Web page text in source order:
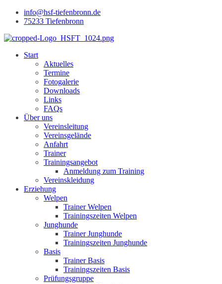
info@hsf-tiefenbronn.de
75233 Tiefenbronn
Start
Aktuelles
Termine
Fotogalerie
Downloads
Links
FAQs
Über uns
Vereinsleitung
Vereinsgelände
Anfahrt
Trainer
Trainingsangebot
Anmeldung zum Training
Vereinskleidung
Erziehung
Welpen
Trainer Welpen
Trainingszeiten Welpen
Junghunde
Trainer Junghunde
Trainingszeiten Junghunde
Basis
Trainer Basis
Trainingszeiten Basis
Prüfungsgruppe